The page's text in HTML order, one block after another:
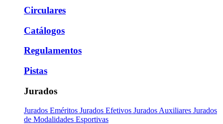
Circulares
Catálogos
Regulamentos
Pistas
Jurados
Jurados Eméritos Jurados Efetivos Jurados Auxiliares Jurados
de Modalidades Esportivas